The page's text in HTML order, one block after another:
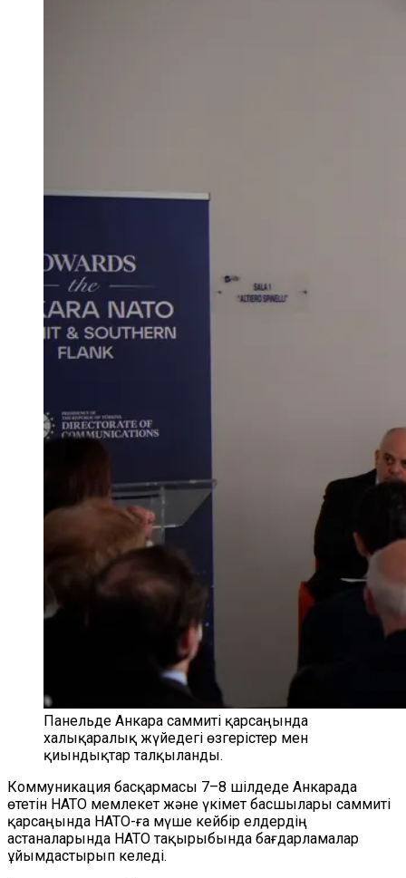
Панельде Анкара саммиті қарсаңында
халықаралық жүйедегі өзгерістер мен
қиындықтар талқыланды.
Коммуникация басқармасы 7–8 шілдеде Анкарада
өтетін НАТО мемлекет және үкімет басшылары саммиті
қарсаңында НАТО-ға мүше кейбір елдердің
астаналарында НАТО тақырыбында бағдарламалар
ұйымдастырып келеді.